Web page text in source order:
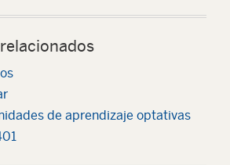
de aprendizaje optativas